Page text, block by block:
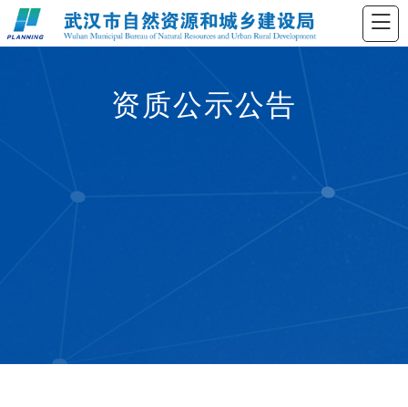
资质公示公告